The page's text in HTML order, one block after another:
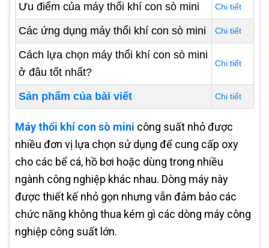
Ưu điểm của máy thổi khí con sò mini Chi tiết
Các ứng dụng máy thổi khí con sò mini Chi tiết
Cách lựa chọn máy thổi khí con sò mini
ở đâu tốt nhất?
Chi tiết
Sản phẩm của bài viết Chi tiết
Máy thổi khí con sò mini công suất nhỏ được
nhiều đơn vị lựa chọn sử dụng để cung cấp oxy
cho các bể cá, hồ bơi hoặc dùng trong nhiều
ngành công nghiệp khác nhau. Dòng máy này
được thiết kế nhỏ gọn nhưng vẫn đảm bảo các
chức năng không thua kém gì các dòng máy công
nghiệp công suất lớn.